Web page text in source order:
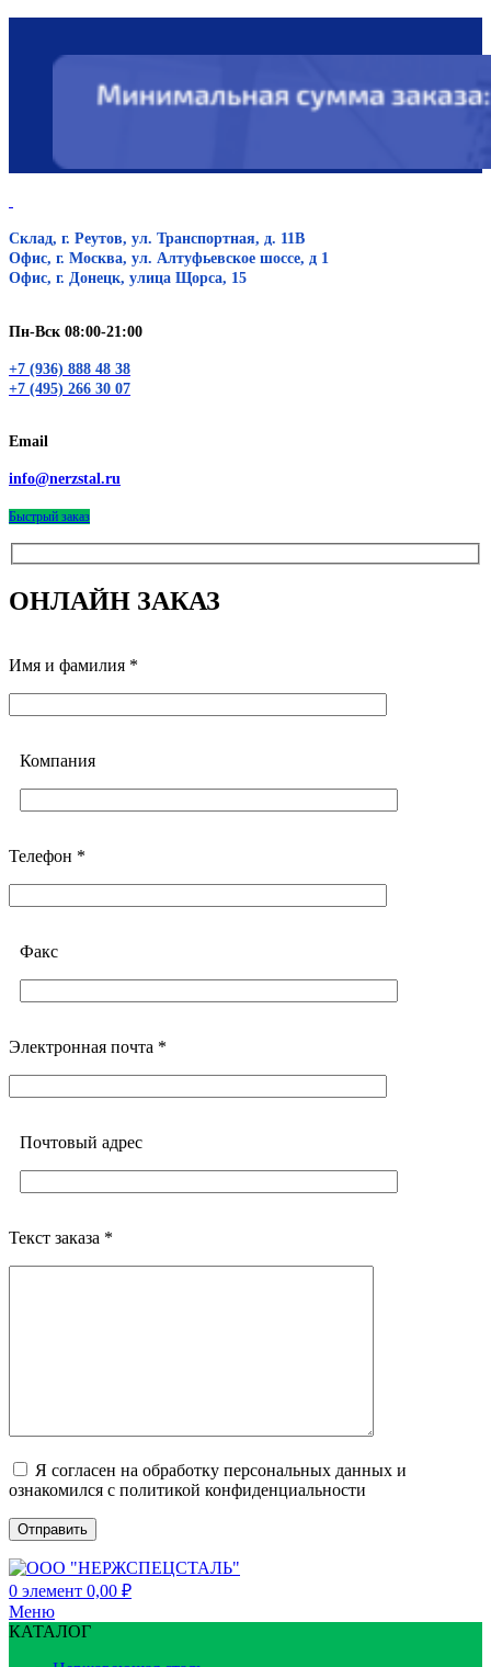
Склад, г. Реутов, ул. Транспортная, д. 11В
Офис, г. Москва, ул. Алтуфьевское шоссе, д 1
Офис, г. Донецк, улица Щорса, 15
Пн-Вск 08:00-21:00
+7 (936) 888 48 38
+7 (495) 266 30 07
Email
info@nerzstal.ru
Быстрый заказ
ОНЛАЙН ЗАКАЗ
Имя и фамилия *
Компания
Телефон *
Факс
Электронная почта *
Почтовый адреc
Текст заказа *
Я согласен на обработку персональных данных и
ознакомился с политикой конфиденциальности
0 элемент 0,00 ₽
Меню
КАТАЛОГ